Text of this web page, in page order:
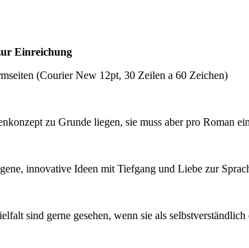
Einreichung
(Courier New 12pt, 30 Zeilen a 60 Zeichen)
zu Grunde liegen, sie muss aber pro Roman
innovative Ideen mit Tiefgang und Liebe zur
sind gerne gesehen, wenn sie als